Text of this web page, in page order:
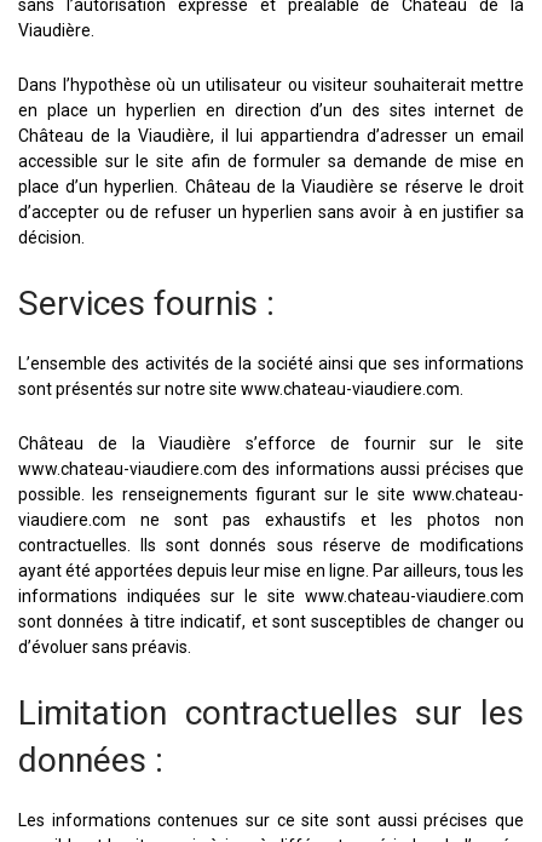
sans l’autorisation expresse et préalable de Château de la
Viaudière.
Dans l’hypothèse où un utilisateur ou visiteur souhaiterait mettre
en place un hyperlien en direction d’un des sites internet de
Château de la Viaudière, il lui appartiendra d’adresser un email
accessible sur le site afin de formuler sa demande de mise en
place d’un hyperlien. Château de la Viaudière se réserve le droit
d’accepter ou de refuser un hyperlien sans avoir à en justifier sa
décision.
Services fournis :
L’ensemble des activités de la société ainsi que ses informations
sont présentés sur notre site www.chateau-viaudiere.com.
Château de la Viaudière s’efforce de fournir sur le site
www.chateau-viaudiere.com des informations aussi précises que
possible. les renseignements figurant sur le site www.chateau-
viaudiere.com ne sont pas exhaustifs et les photos non
contractuelles. Ils sont donnés sous réserve de modifications
ayant été apportées depuis leur mise en ligne. Par ailleurs, tous les
informations indiquées sur le site www.chateau-viaudiere.com
sont données à titre indicatif, et sont susceptibles de changer ou
d’évoluer sans préavis.
Limitation contractuelles sur les
données :
Les informations contenues sur ce site sont aussi précises que